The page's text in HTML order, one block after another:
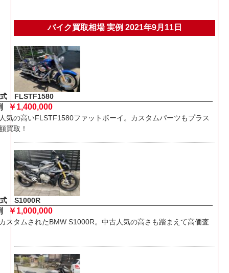
バイク買取相場 実例 2021年9月11日
式 FLSTF1580
￥1,400,000
気の高いFLSTF1580ファットボーイ。カスタムパーツもプラス
買取！
式 S1000R
￥1,000,000
スタムされたBMW S1000R。中古人気の高さも踏まえて高価査